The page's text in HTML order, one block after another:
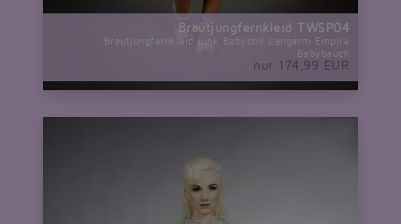
Brautjungfernkleid TWSP04
Brautjungfernkleid pink Babydoll Langarm Empire
Babybauch
nur 174,99 EUR